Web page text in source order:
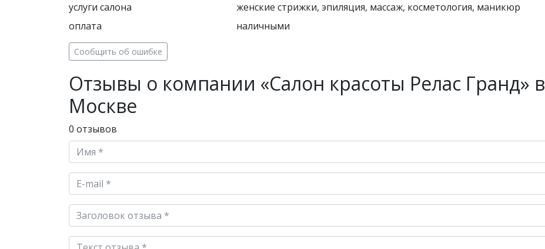
услуги салона
женские стрижки, эпиляция, массаж, косметология, маникюр
оплата
наличными
Сообщить об ошибке
Отзывы о компании «Салон красоты Релас Гранд» в
Москве
0 отзывов